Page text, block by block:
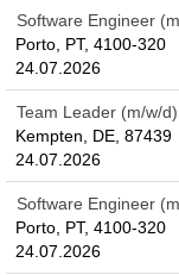
Software Engineer
Porto, PT, 4100-320
24.07.2026
Team Leader (m/w/
Kempten, DE, 87439
24.07.2026
Software Engineer
Porto, PT, 4100-320
24.07.2026